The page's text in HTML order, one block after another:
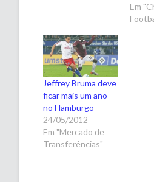
Em
Jeffrey Bruma deve
ficar mais um ano
no Hamburgo
24/05/2012
Em "Mercado de
Transferências"